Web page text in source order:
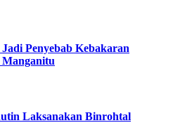
Penyebab Kebakaran
Laksanakan Binrohtal